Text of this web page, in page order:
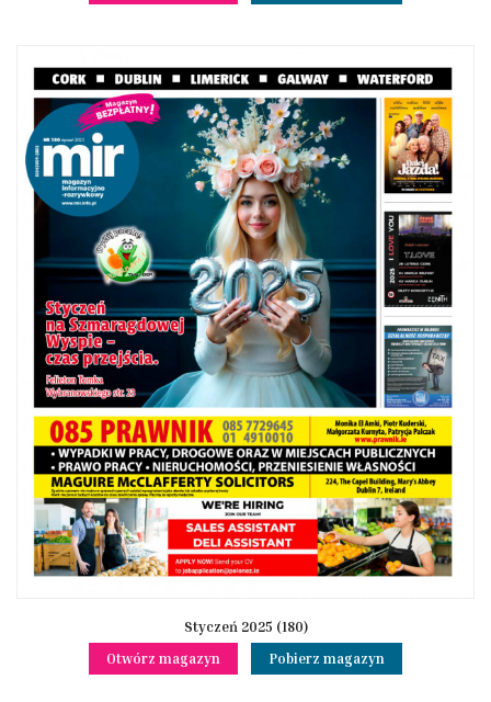
Styczeń 2025 (180)
Otwórz magazyn
Pobierz magazyn